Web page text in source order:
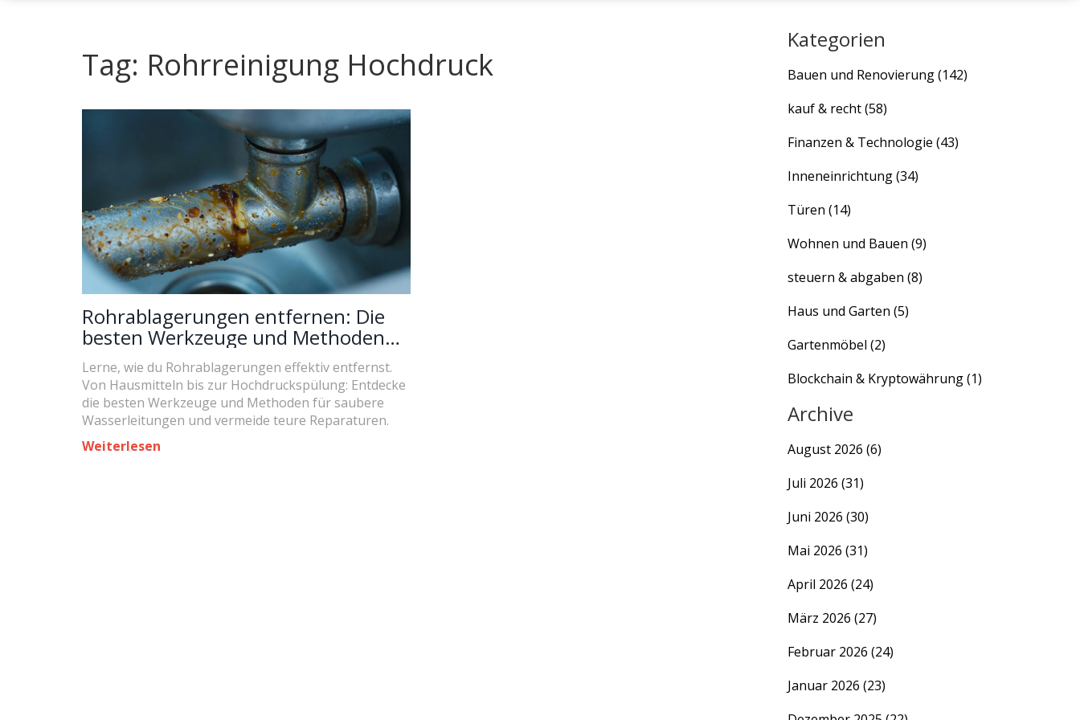
Tag: Rohrreinigung Hochdruck
Rohrablagerungen entfernen: Die
besten Werkzeuge und Methoden
für saubere Leitungen
Lerne, wie du Rohrablagerungen effektiv entfernst.
Von Hausmitteln bis zur Hochdruckspülung: Entdecke
die besten Werkzeuge und Methoden für saubere
Wasserleitungen und vermeide teure Reparaturen.
Weiterlesen
Kategorien
Bauen und Renovierung(142)
kauf & recht(58)
Finanzen & Technologie (43)
Inneneinrichtung(34)
Türen (14)
Wohnen und Bauen (9)
steuern & abgaben (8)
Haus und Garten (5)
Gartenmöbel (2)
Blockchain & Kryptowährung(1)
Archive
August 2026 (6)
Juli 2026 (31)
Juni 2026 (30)
Mai 2026 (31)
April 2026 (24)
März 2026 (27)
Februar 2026 (24)
Januar 2026 (23)